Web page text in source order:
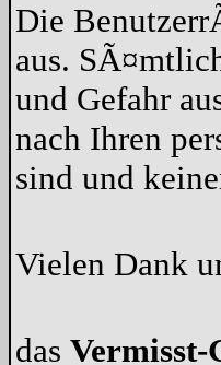
Die
aus.
und Gefahr
nach Ihren
sind und
Vielen Dank
das Vermisst-